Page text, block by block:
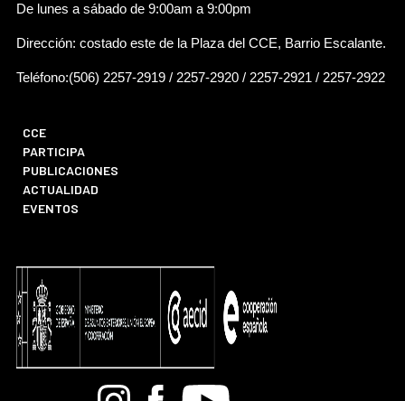
De lunes a sábado de 9:00am a 9:00pm
Dirección: costado este de la Plaza del CCE, Barrio Escalante.
Teléfono:(506) 2257-2919 / 2257-2920 / 2257-2921 / 2257-2922
CCE
PARTICIPA
PUBLICACIONES
ACTUALIDAD
EVENTOS
BandcampInstagramFacebook
Youtube